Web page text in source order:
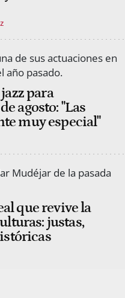
para
agosto: "Las
muy especial"
que revive la
justas,